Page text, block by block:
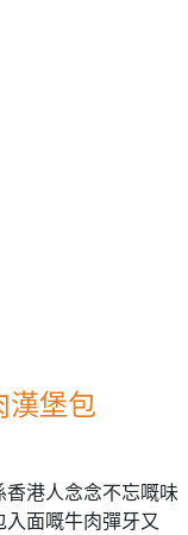
漢堡包
港人念念不忘嘅味
面嘅牛肉彈牙又